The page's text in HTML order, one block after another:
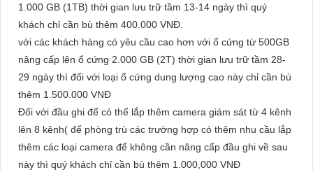
1.000 GB (1TB) thời gian lưu trữ tầm 13-14 ngày thì quý
khách chỉ cần bù thêm 400.000 VNĐ.
với các khách hàng có yêu cầu cao hơn với ổ cứng từ 500GB
nâng cấp lên ổ cứng 2.000 GB (2T) thời gian lưu trữ tầm 28-
29 ngày thì đối với loại ổ cứng dung lượng cao này chỉ cần bù
thêm 1.500.000 VNĐ
Đối với đầu ghi để có thể lắp thêm camera giám sát từ 4 kênh
lên 8 kênh( để phòng trù các trường hợp có thêm nhu cầu lắp
thêm các loại camera để không cần nâng cấp đầu ghi về sau
này thì quý khách chỉ cần bù thêm 1.000,000 VNĐ